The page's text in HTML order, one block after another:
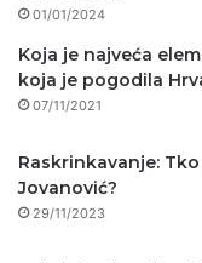
01/01/2024
Koja je najveća
koja je pogodila
07/11/2021
Raskrinkavanje:
Jovanović?
29/11/2023